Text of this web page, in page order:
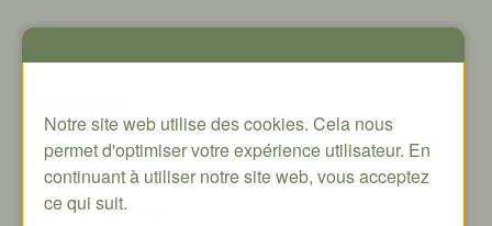
Klosterstrasse 34
8406 Winterthur
info@oxni.ch
+41 52 551 00 40
Notre site web utilise des cookies. Cela nous
permet d'optimiser votre expérience utilisateur. En
continuant à utiliser notre site web, vous acceptez
ce qui suit.